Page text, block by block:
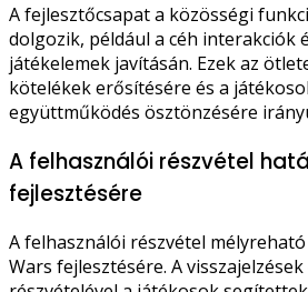
A fejlesztőcsapat a közösségi
dolgozik, például a céh interakciók
játékelemek javításán. Ezek az
kötelékek erősítésére és a
együttműködés ösztönzésére
A felhasználói részvétel
fejlesztésére
A felhasználói részvétel
Wars fejlesztésére. A